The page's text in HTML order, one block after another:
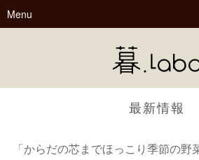
Menu
最新情報
「からだの芯までほっこり季節の野